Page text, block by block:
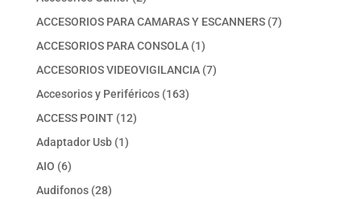
productos
ACCESORIOS PARA CAMARAS Y ESCANNERS 77
ACCESORIOS PARA CONSOLA 11
producto
ACCESORIOS VIDEOVIGILANCIA 77
Accesorios y Periféricos 163163
ACCESS POINT 1212
Adaptador Usb 11
AIO 66
productos
Audifonos 2828